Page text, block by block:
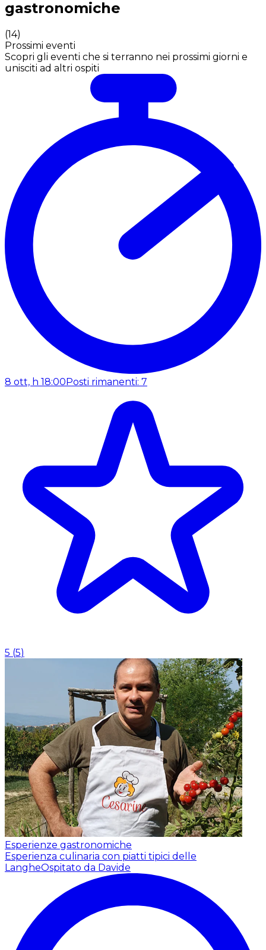
gastronomiche
(14)
Prossimi eventi
Scopri gli eventi che si terranno nei prossimi giorni e
unisciti ad altri ospiti
8 ott, h 18:00 Posti rimanenti: 7
5 (5)
Esperienze gastronomiche
Esperienza culinaria con piatti tipici delle
LangheOspitato da Davide